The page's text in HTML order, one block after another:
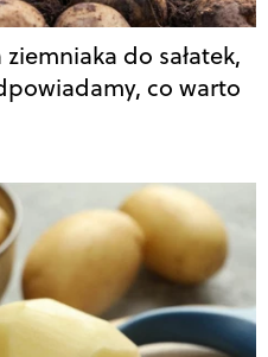
do sałatek,
co warto